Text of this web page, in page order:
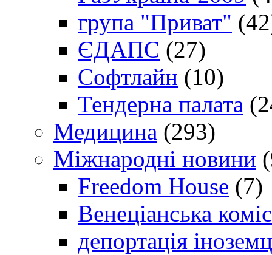
група "Приват"
ЄДАПС (27)
Софтлайн (10)
Тендерна палата
Медицина (293)
Міжнародні новини
Freedom House (7)
Венеціанська
депортація